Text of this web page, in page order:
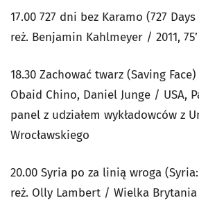
17.00 727 dni bez Karamo (727
reż. Benjamin Kahlmeyer / 2011, 75’
18.30 Zachować twarz (Saving
Obaid Chino, Daniel Junge / USA,
panel z udziałem wykładowców z
Wrocławskiego
20.00 Syria po za linią wroga
reż. Olly Lambert / Wielka Brytania